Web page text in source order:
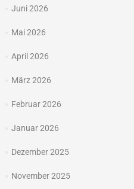
Juni 2026
Mai 2026
April 2026
März 2026
Februar 2026
Januar 2026
Dezember 2025
November 2025